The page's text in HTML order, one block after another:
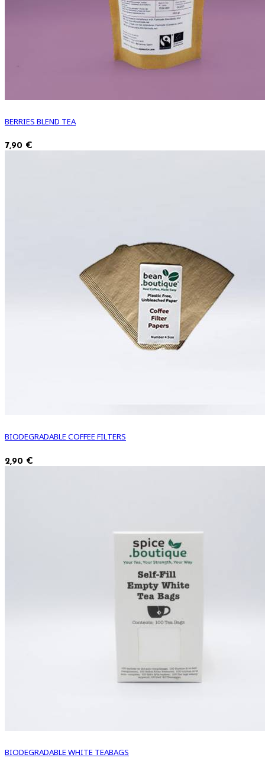
BERRIES BLEND TEA
7,90 €
BIODEGRADABLE COFFEE FILTERS
2,90 €
BIODEGRADABLE WHITE TEABAGS